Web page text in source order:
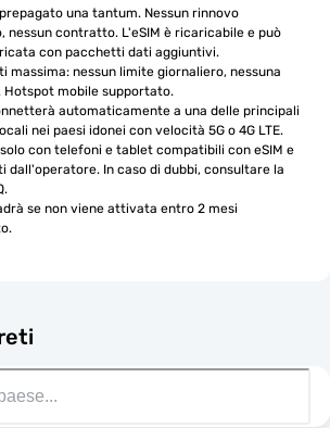
una tantum. Nessun rinnovo
nessun contratto. L'eSIM è ricaricabile e può
con pacchetti dati aggiuntivi.
massima: nessun limite giornaliero, nessuna
Hotspot mobile supportato.
automaticamente a una delle principali
nei paesi idonei con velocità 5G o 4G LTE.
con telefoni e tablet compatibili con eSIM e
dall'operatore. In caso di dubbi, consultare la
se non viene attivata entro 2 mesi